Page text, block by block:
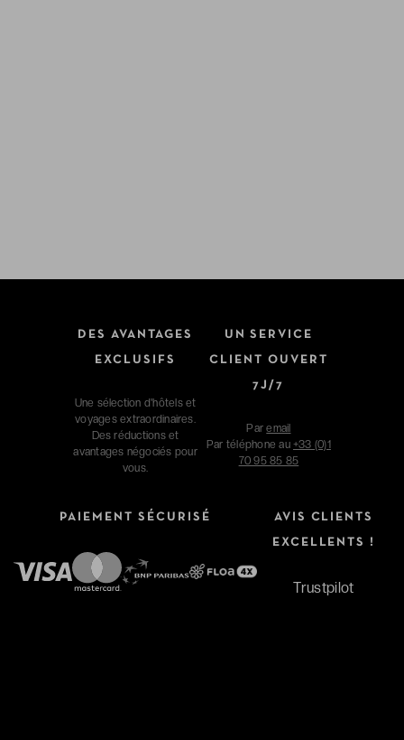
DES AVANTAGES
EXCLUSIFS
Une sélection d'hôtels et
voyages extraordinaires.
Des réductions et
avantages négociés pour
vous.
UN SERVICE
CLIENT OUVERT
7J/7
Paremail
Par téléphone au +33 (0)1
70 95 85 85
PAIEMENT SÉCURISÉ AVIS CLIENTS
EXCELLENTS !
Trustpilot